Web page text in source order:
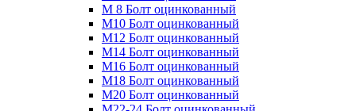
М 8 Болт оцинкованный
М10 Болт оцинкованный
М12 Болт оцинкованный
М14 Болт оцинкованный
М16 Болт оцинкованный
М18 Болт оцинкованный
М20 Болт оцинкованный